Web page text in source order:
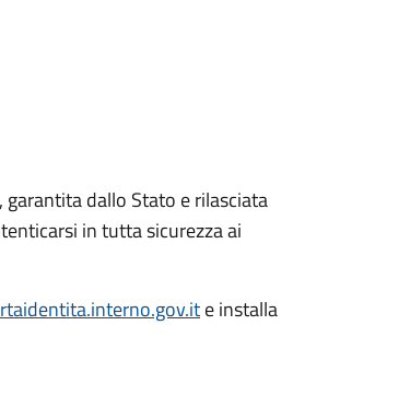
garantita dallo Stato e rilasciata
in tutta sicurezza ai
e installa